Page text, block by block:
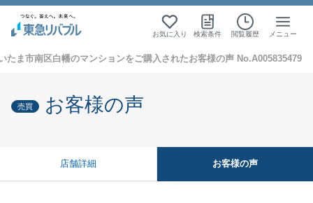
お気に入り 検索条件 閲覧履歴 メニュー
たま市南区白幡のマンションをご購入されたお客様の声 No.A005835479
売買 お客様の声
店舗詳細 お客様の声